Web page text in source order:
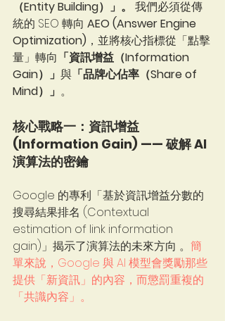
（Entity Building）」。
我們必須從傳
統的 SEO 轉向 AEO (Answer Engine
Optimization) ，並將核心指標從「點擊
量」轉向 「資訊增益（Information
Gain）」 與 「品牌心佔率（Share of
Mind）」 。
核心戰略一：資訊增益
(Information Gain) —— 破解 AI
演算法的密鑰
Google 的專利「基於資訊增益分數的
搜尋結果排名 (Contextual
estimation of link information
gain)」揭示了演算法的未來方向 。 簡
單來說，Google 與 AI 模型會獎勵那些
提供「新資訊」的內容，而懲罰重複的
「共識內容」。